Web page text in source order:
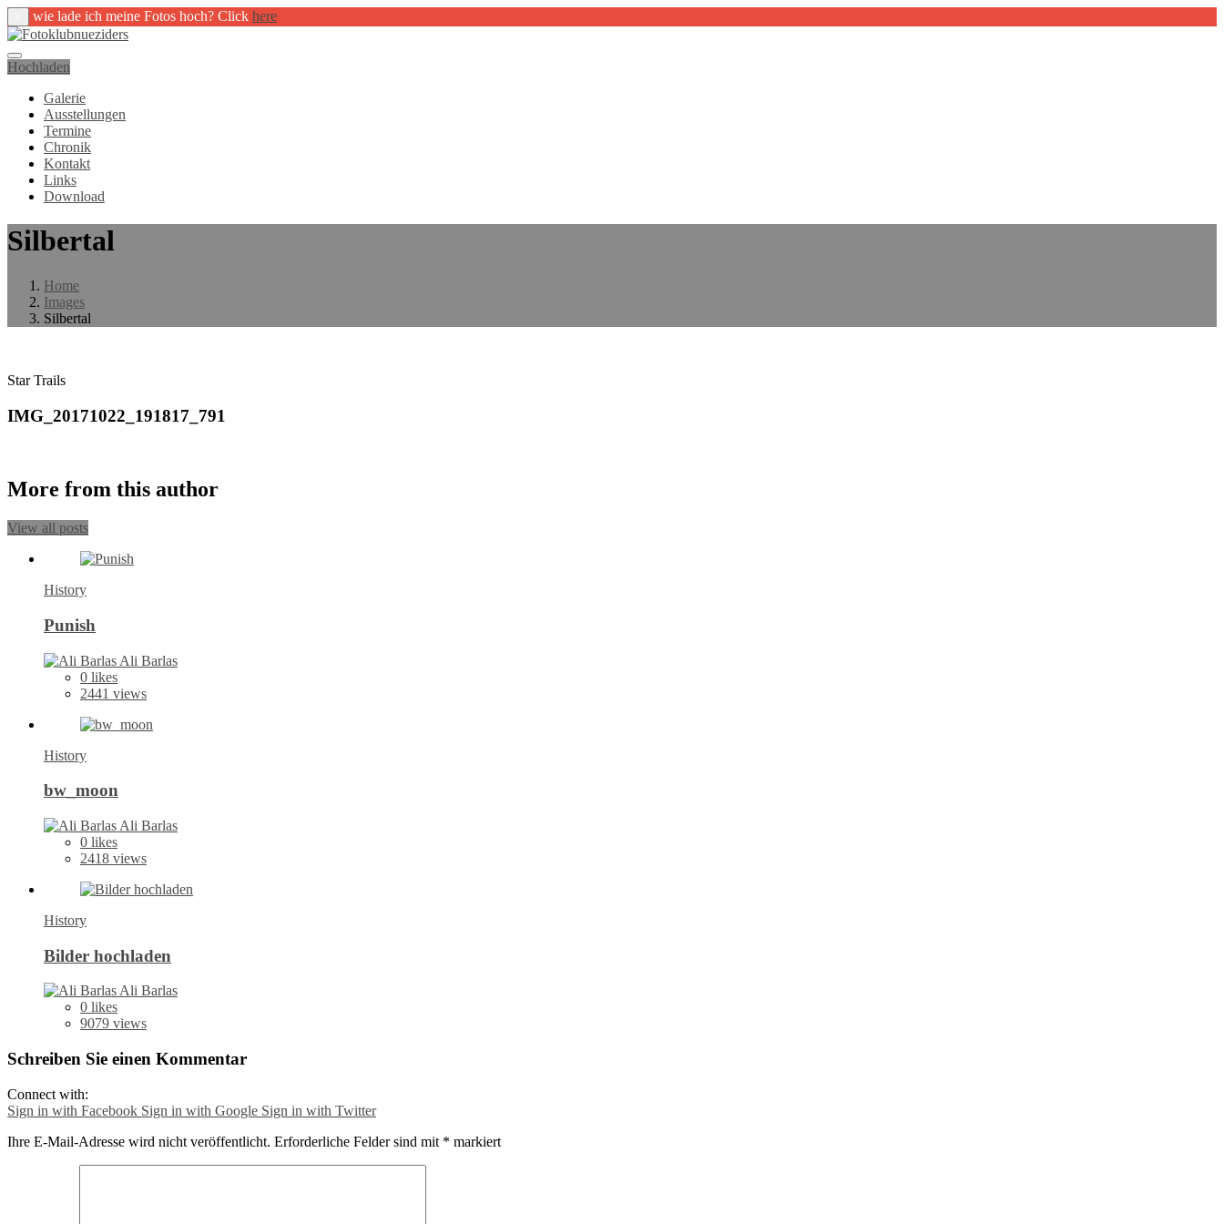
wie lade ich meine Fotos hoch? Click here
Hochladen
Galerie
Ausstellungen
Termine
Chronik
Kontakt
Links
Download
Silbertal
Home
Images
Silbertal
Star Trails
IMG_20171022_191817_791
More from this author
View all posts
History
Punish
Ali Barlas
0 likes
2441 views
History
bw_moon
Ali Barlas
0 likes
2418 views
History
Bilder hochladen
Ali Barlas
0 likes
9079 views
Schreiben Sie einen Kommentar
Connect with:
Sign in with Facebook Sign in with Google Sign in with Twitter
Ihre E-Mail-Adresse wird nicht veröffentlicht. Erforderliche Felder sind mit * markiert